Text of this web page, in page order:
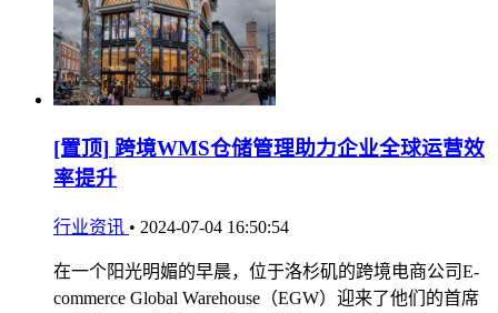
[置顶] 跨境WMS仓储管理助力企业全球运营效
率提升
行业资讯 • 2024-07-04 16:50:54
在一个阳光明媚的早晨，位于洛杉矶的跨境电商公司E-
commerce Global Warehouse（EGW）迎来了他们的首席